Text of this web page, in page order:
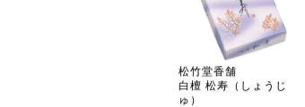
松竹堂香舗
白檀 松寿（しょうじ
ゅ）